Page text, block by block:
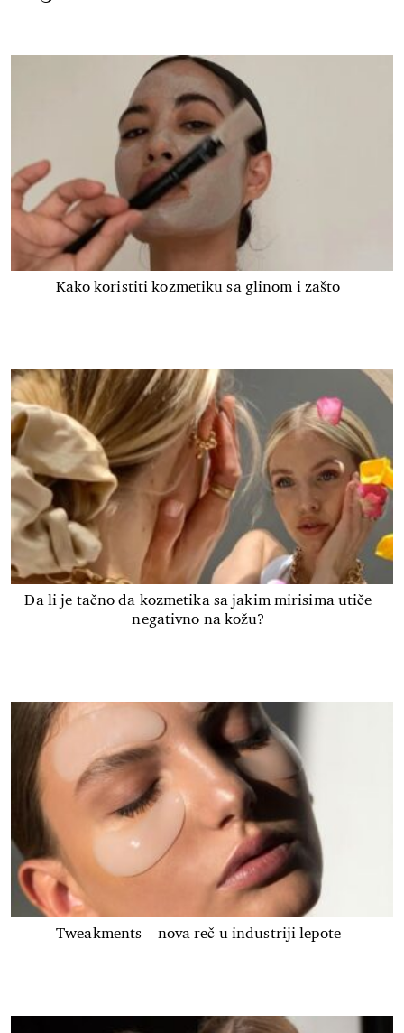
Kako koristiti kozmetiku sa glinom i zašto
Da li je tačno da kozmetika sa jakim mirisima utiče
negativno na kožu?
Tweakments – nova reč u industriji lepote